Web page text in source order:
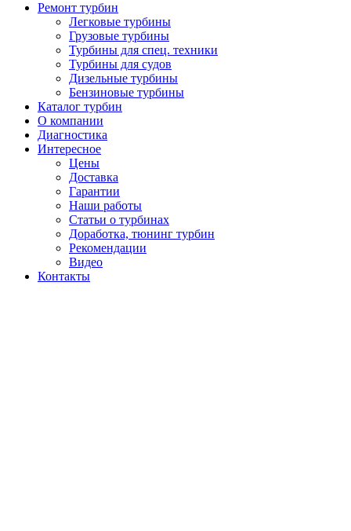
Ремонт турбин
Легковые турбины
Грузовые турбины
Турбины для спец. техники
Турбины для судов
Дизельные турбины
Бензиновые турбины
Каталог турбин
О компании
Диагностика
Интересное
Цены
Доставка
Гарантии
Наши работы
Статьи о турбинах
Доработка, тюнинг турбин
Рекомендации
Видео
Контакты